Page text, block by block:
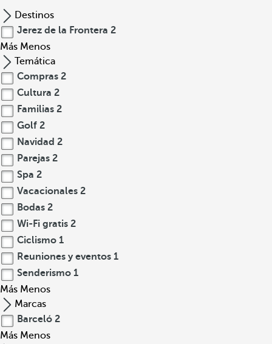
Destinos
Jerez de la Frontera 2
Más Menos
Temática
Compras 2
Cultura 2
Familias 2
Golf 2
Navidad 2
Parejas 2
Spa 2
Vacacionales 2
Bodas 2
Wi-Fi gratis 2
Ciclismo 1
Reuniones y eventos 1
Senderismo 1
Más Menos
Marcas
Barceló 2
Más Menos